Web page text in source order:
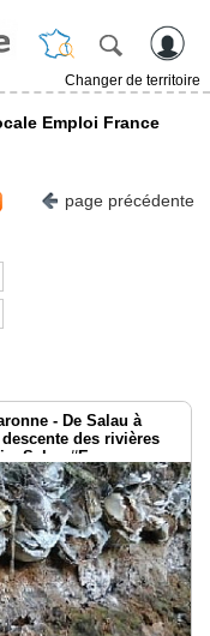
Changer de territoire
Emploi France
page précédente
- De Salau à
des rivières
#Eau